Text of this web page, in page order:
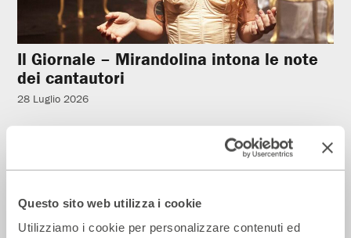
Questo sito web utilizza i cookie
Utilizziamo i cookie per personalizzare contenuti ed
Il Giornale – Mirandolina intona le note
dei cantautori
28 Luglio 2026